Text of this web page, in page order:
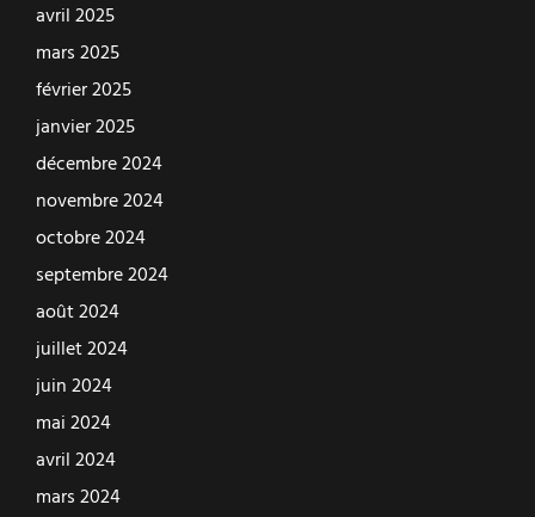
avril 2025
mars 2025
février 2025
janvier 2025
décembre 2024
novembre 2024
octobre 2024
septembre 2024
août 2024
juillet 2024
juin 2024
mai 2024
avril 2024
mars 2024